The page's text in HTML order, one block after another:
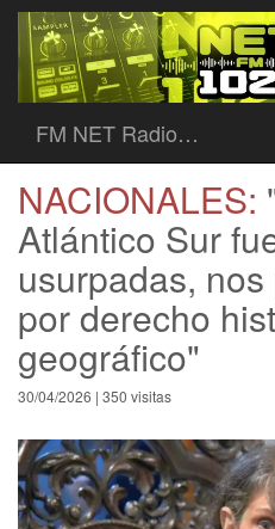
FM NET Radio…
NACIONALES:
Atlántico Sur
usurpadas,
por derecho
geográfico"
30/04/2026 | 350 visitas